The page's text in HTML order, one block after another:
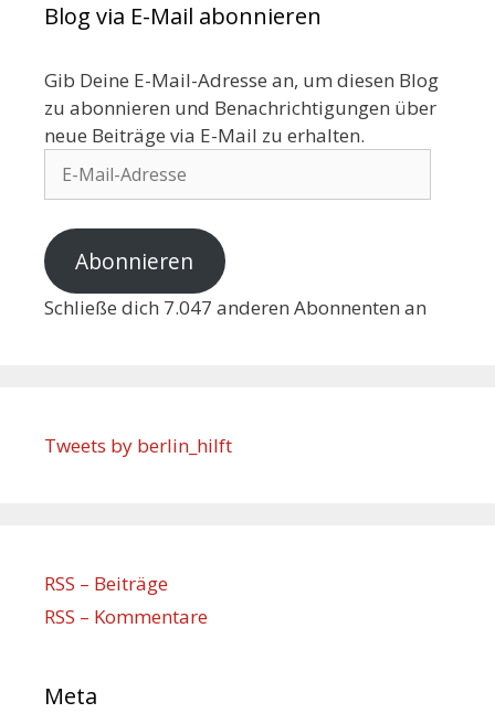
Blog via E-Mail abonnieren
Gib Deine E-Mail-Adresse an, um diesen Blog
zu abonnieren und Benachrichtigungen über
neue Beiträge via E-Mail zu erhalten.
Abonnieren
Schließe dich 7.047 anderen Abonnenten an
Tweets by berlin_hilft
RSS – Beiträge
RSS – Kommentare
Meta